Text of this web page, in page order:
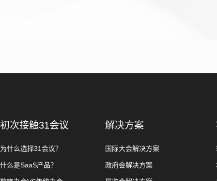
初次接触31会议
为什么选择31会议？
什么是SaaS产品？
解决方案
国际大会解决方案
政府会解决方案